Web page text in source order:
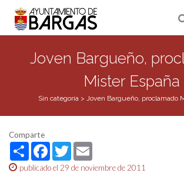
Joven Bargueño,
Mister España
Sin categoría > Joven Bargueño, proclamado
Comparte
ShareFacebook
Twitter
publicado el 29 de noviembre de 2011